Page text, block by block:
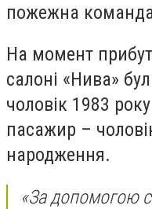
пожежна
На момент
салоні «Нива»
чоловік 1983
пасажир –
народження.
«За допомогою